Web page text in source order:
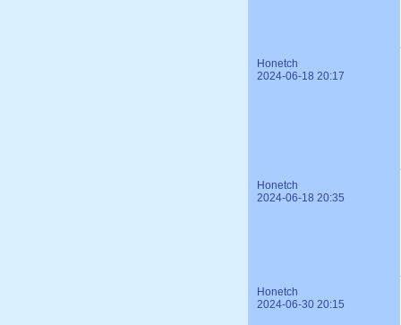
Honetch
2024-06-18 20:17
Honetch
2024-06-18 20:35
Honetch
2024-06-30 20:15